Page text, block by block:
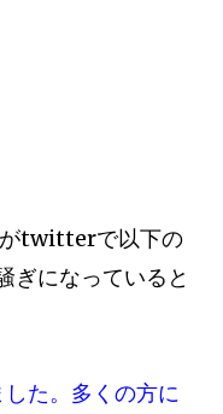
がtwitterで以下の
ぎになっていると
した。多くの方に